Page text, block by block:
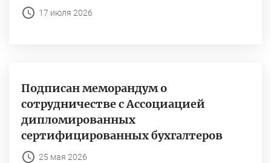
17 июля 2026
Подписан меморандум о
сотрудничестве с Ассоциацией
дипломированных
сертифицированных бухгалтеров
25 мая 2026